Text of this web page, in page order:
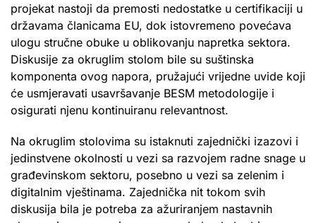
projekat nastoji da premosti nedostatke u certifikaciji u
državama članicama EU, dok istovremeno povećava
ulogu stručne obuke u oblikovanju napretka sektora.
Diskusije za okruglim stolom bile su suštinska
komponenta ovog napora, pružajući vrijedne uvide koji
će usmjeravati usavršavanje BESM metodologije i
osigurati njenu kontinuiranu relevantnost.
Na okruglim stolovima su istaknuti zajednički izazovi i
jedinstvene okolnosti u vezi sa razvojem radne snage u
građevinskom sektoru, posebno u vezi sa zelenim i
digitalnim vještinama. Zajednička nit tokom svih
diskusija bila je potreba za ažuriranjem nastavnih